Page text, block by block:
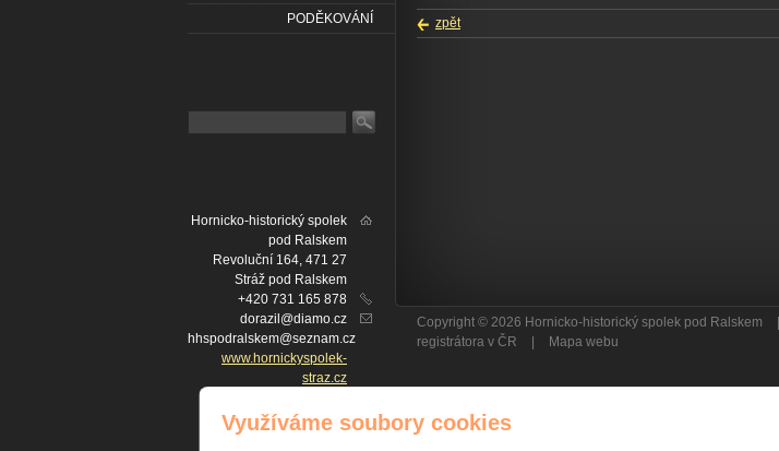
zpět
PODĚKOVÁNÍ
Hornicko-historický spolek
pod Ralskem
Revoluční 164, 471 27
Stráž pod Ralskem
+420 731 165 878
dorazil@diamo.cz
hhspodralskem@seznam.cz
www.hornickyspolek-
straz.cz
Facebook
Copyright © 2026 Hornicko-historický spolek pod Ralskem
registrátora v ČR
Mapa webu
Využíváme soubory cookies